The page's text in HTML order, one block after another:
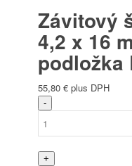
Závitový
4,2 x 16
podložka
55,80 € plus DPH